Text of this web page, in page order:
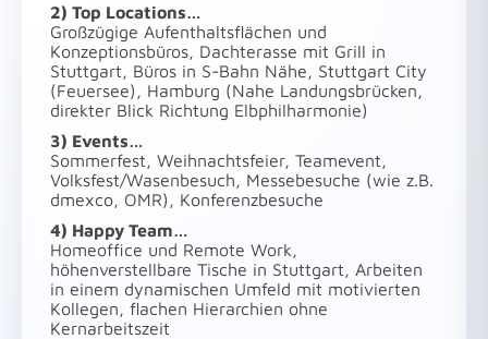
2) Top Locations…
Großzügige Aufenthaltsflächen und
Konzeptionsbüros, Dachterasse mit Grill in
Stuttgart, Büros in S-Bahn Nähe, Stuttgart City
(Feuersee), Hamburg (Nahe Landungsbrücken,
direkter Blick Richtung Elbphilharmonie)
3) Events…
Sommerfest, Weihnachtsfeier, Teamevent,
Volksfest/Wasenbesuch, Messebesuche (wie z.B.
dmexco, OMR), Konferenzbesuche
4) Happy Team…
Homeoffice und Remote Work,
höhenverstellbare Tische in Stuttgart, Arbeiten
in einem dynamischen Umfeld mit motivierten
Kollegen, flachen Hierarchien ohne
Kernarbeitszeit